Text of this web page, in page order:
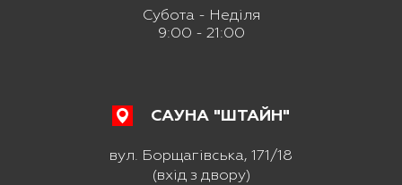
Субота - Неділя
9:00 - 21:00
САУНА "ШТАЙН"
вул. Борщагівська, 171/18
(вхід з двору)